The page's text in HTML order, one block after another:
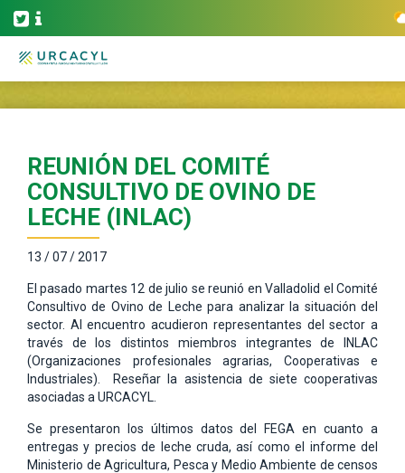
REUNIÓN DEL COMITÉ
CONSULTIVO DE OVINO DE
LECHE (INLAC)
13 / 07 / 2017
El pasado martes 12 de julio se reunió en Valladolid el Comité
Consultivo de Ovino de Leche para analizar la situación del
sector. Al encuentro acudieron representantes del sector a
través de los distintos miembros integrantes de INLAC
(Organizaciones profesionales agrarias, Cooperativas e
Industriales). Reseñar la asistencia de siete cooperativas
asociadas a URCACYL.
Se presentaron los últimos datos del FEGA en cuanto a
entregas y precios de leche cruda, así como el informe del
Ministerio de Agricultura, Pesca y Medio Ambiente de censos